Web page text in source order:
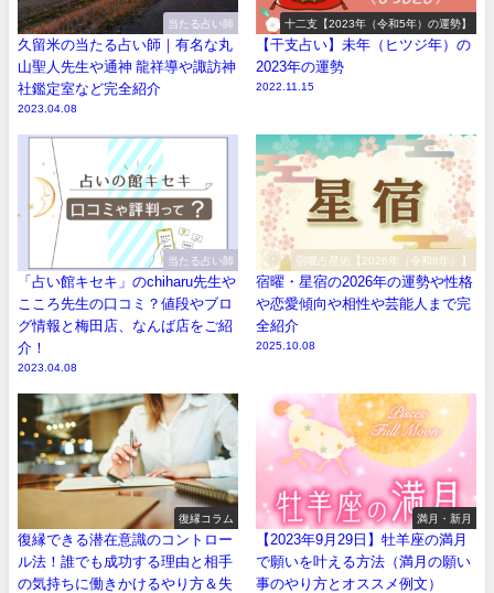
当たる占い師
久留米の当たる占い師｜有名な丸
山聖人先生や通神 龍祥導や諏訪神
社鑑定室など完全紹介
2023.04.08
十二支【2023年（令和5年）の運勢】
【干支占い】未年（ヒツジ年）の
2023年の運勢
2022.11.15
当たる占い師
「占い館キセキ」のchiharu先生や
こころ先生の口コミ？値段やブロ
グ情報と梅田店、なんば店をご紹
介！
2023.04.08
宿曜占星術【2026年（令和8年）】
宿曜・星宿の2026年の運勢や性格
や恋愛傾向や相性や芸能人まで完
全紹介
2025.10.08
復縁コラム
復縁できる潜在意識のコントロー
ル法！誰でも成功する理由と相手
の気持ちに働きかけるやり方＆失
満月・新月
【2023年9月29日】牡羊座の満月
で願いを叶える方法（満月の願い
事のやり方とオススメ例文）